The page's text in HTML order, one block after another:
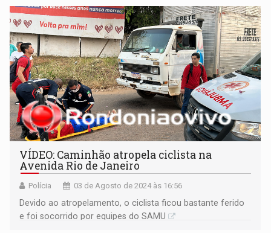
VÍDEO: Caminhão atropela ciclista na
Avenida Rio de Janeiro
Polícia 03 de Agosto de 2024 às 16:56
Devido ao atropelamento, o ciclista ficou bastante ferido
e foi socorrido por equipes do SAMU